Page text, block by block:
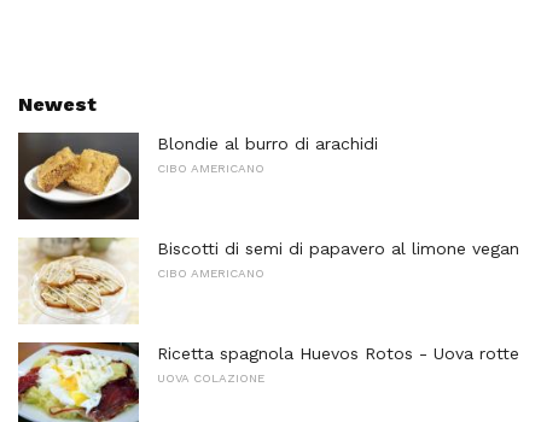
Newest
Blondie al burro di arachidi
CIBO AMERICANO
Biscotti di semi di papavero al limone vegan
CIBO AMERICANO
Ricetta spagnola Huevos Rotos - Uova rotte
UOVA COLAZIONE